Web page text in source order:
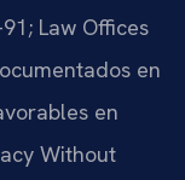
Law Offices
en
en
Without